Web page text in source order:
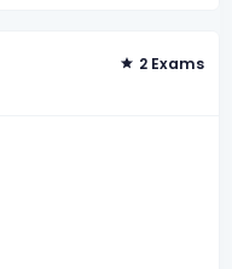
2 Exams